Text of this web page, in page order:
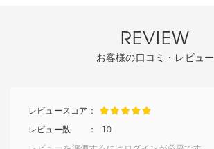
REVIEW
お客様の口コミ・レビュー
10